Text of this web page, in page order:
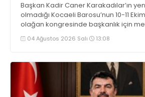
Başkan Kadir Caner Karakadılar’ın
olmadığı Kocaeli Barosu’nun 10-11
olağan kongresinde başkanlık için
Serdar Solak ve Mehmet Emre
yarışacak
04 Ağustos 2026 Salı 13:08